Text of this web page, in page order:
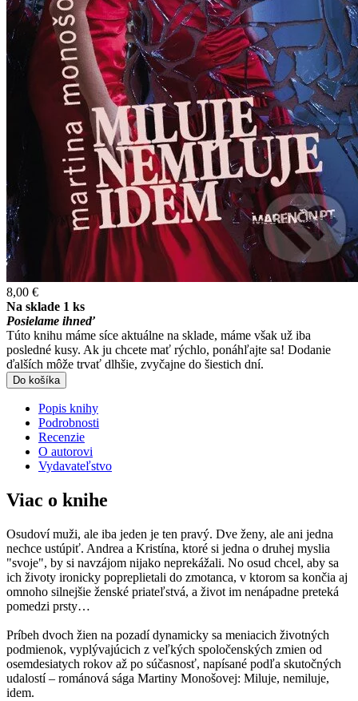
8,00 €
Na sklade 1 ks
Posielame ihneď
Túto knihu máme síce aktuálne na sklade, máme však už iba
posledné kusy. Ak ju chcete mať rýchlo, ponáhľajte sa! Dodanie
ďalších môže trvať dlhšie, zvyčajne do šiestich dní.
Do košíka
Popis knihy
Podrobnosti
Recenzie
O autorovi
Vydavateľstvo
Viac o knihe
Osudoví muži, ale iba jeden je ten pravý. Dve ženy, ale ani jedna
nechce ustúpiť. Andrea a Kristína, ktoré si jedna o druhej myslia
"svoje", by si navzájom nijako neprekážali. No osud chcel, aby sa
ich životy ironicky popreplietali do zmotanca, v ktorom sa končia aj
omnoho silnejšie ženské priateľstvá, a život im nenápadne preteká
pomedzi prsty…
Príbeh dvoch žien na pozadí dynamicky sa meniacich životných
podmienok, vyplývajúcich z veľkých spoločenských zmien od
osemdesiatych rokov až po súčasnosť, napísané podľa skutočných
udalostí – románová sága Martiny Monošovej: Miluje, nemiluje,
idem.